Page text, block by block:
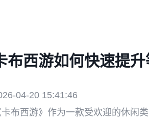
布西游如何快速提
04-20 15:41:46
卡布西游》作为一款受欢迎的休闲